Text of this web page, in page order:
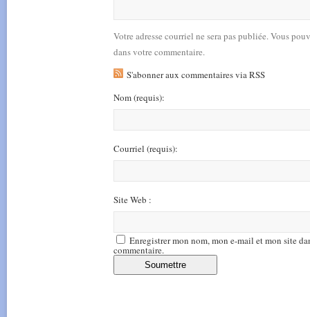
Votre adresse courriel ne sera pas publiée. Vous
dans votre commentaire.
S'abonner aux commentaires via RSS
Nom(requis):
Courriel (requis):
Site Web :
Enregistrer mon nom, mon e-mail et mon site
commentaire.